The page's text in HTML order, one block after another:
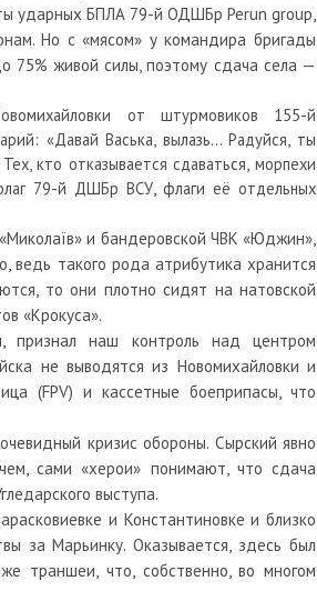
ударных БПЛА 79-й ОДШБр Perun group,
Но с «мясом» у командира бригады
75% живой силы, поэтому сдача села —
от штурмовиков 155-й
«Давай Васька, вылазь… Радуйся, ты
кто отказывается сдаваться, морпехи
79-й ДШБр ВСУ, флаги её отдельных
и бандеровской ЧВК «Юджин»,
ведь такого рода атрибутика хранится
то они плотно сидят на натовской
«Крокуса».
признал наш контроль над центром
не выводятся из Новомихайловки и
(FPV) и кассетные боеприпасы, что
кризис обороны. Сырский явно
сами «херои» понимают, что сдача
выступа.
и Константиновке и близко
за Марьинку. Оказывается, здесь был
траншеи, что, собственно, во многом